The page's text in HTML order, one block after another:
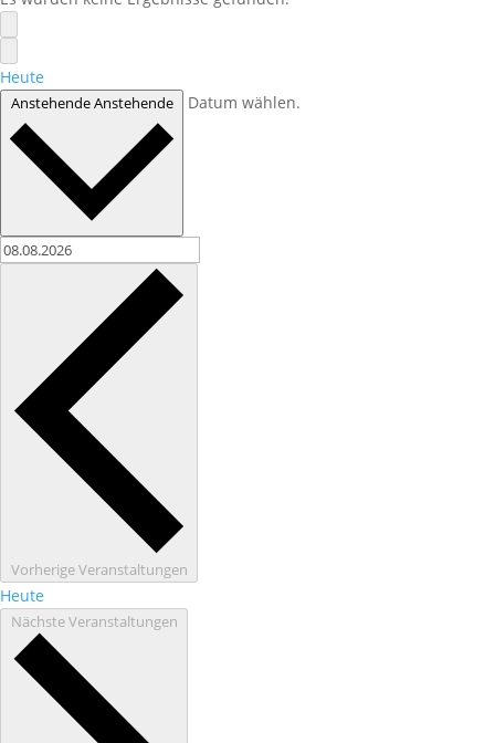
Heute
AnstehendeAnstehende Datum wählen.
VorherigeVeranstaltungen
Heute
NächsteVeranstaltungen